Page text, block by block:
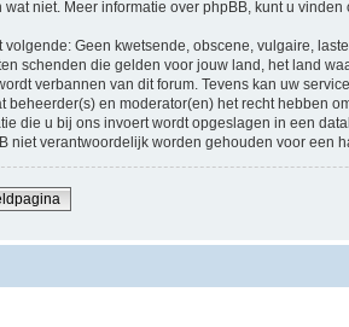
wat niet. Meer informatie over phpBB, kunt u
volgende: Geen kwetsende, obscene, vulgaire,
schenden die gelden voor jouw land, het land
verbannen van dit forum. Tevens kan uw
beheerder(s) en moderator(en) het recht hebben
die u bij ons invoert wordt opgeslagen in een
niet verantwoordelijk worden gehouden voor een